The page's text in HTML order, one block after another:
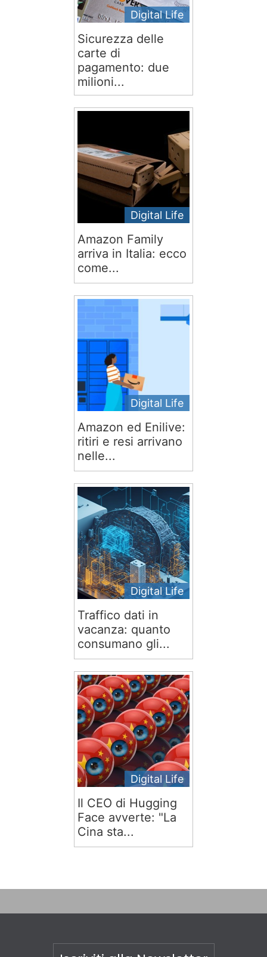
Digital Life
Sicurezza delle
carte di
pagamento: due
milioni...
Digital Life
Amazon Family
arriva in Italia: ecco
come...
Digital Life
Amazon ed Enilive:
ritiri e resi arrivano
nelle...
Digital Life
Traffico dati in
vacanza: quanto
consumano gli...
Digital Life
Il CEO di Hugging
Face avverte: "La
Cina sta...